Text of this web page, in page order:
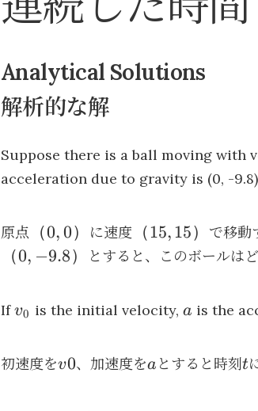
Analytical Solutions
解析的な解
Suppose there is a ball moving with
acceleration due to gravity is (0, -
原点
（0,
0）
（0,0） に速度 （15,
15）
（15,15） で移動
（0, −9.8） とすると、このボールは
Ifv_0
v0 is the initial velocity, a
a is the
初速度をv0
v0、加速度をa
a とすると時刻t
t